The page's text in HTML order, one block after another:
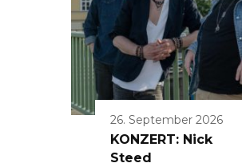
26. September 2026
KONZERT: Nick
Steed